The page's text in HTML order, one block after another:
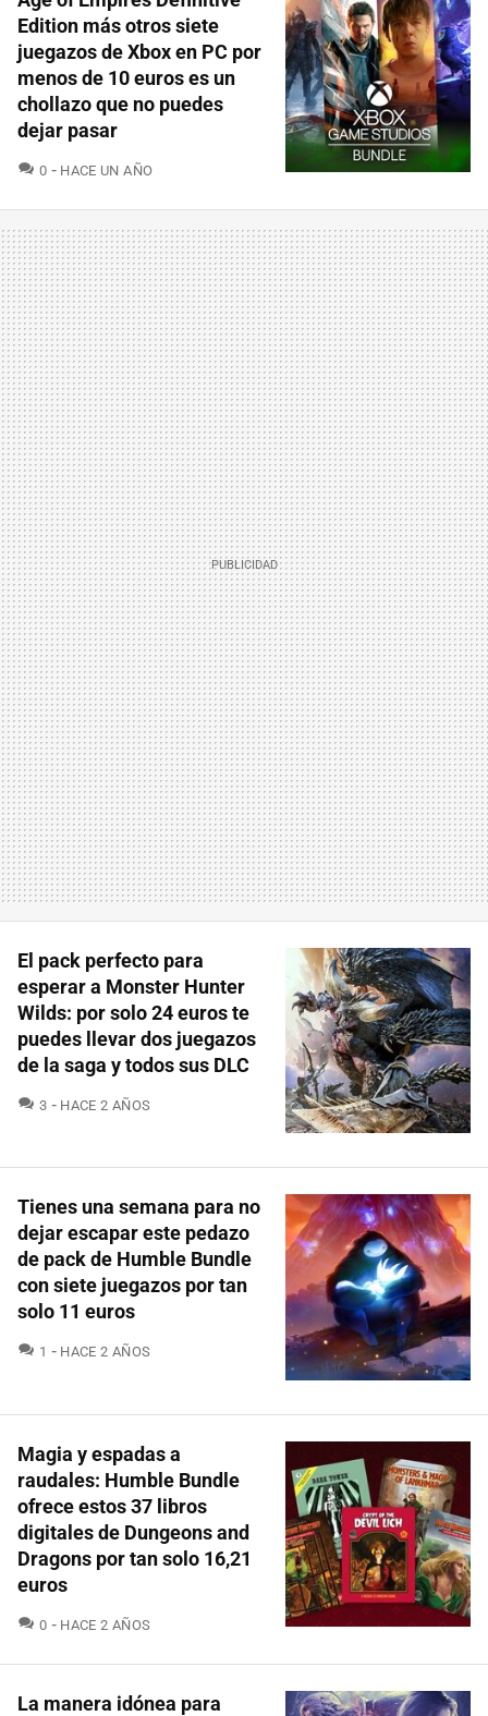
Edition más otros siete
juegazos de Xbox en PC por
menos de 10 euros es un
chollazo que no puedes
dejar pasar
0 COMENTARIOS
HACE UN AÑO
El pack perfecto para
esperar a Monster Hunter
Wilds: por solo 24 euros te
puedes llevar dos juegazos
de la saga y todos sus DLC
3 COMENTARIOS
HACE 2 AÑOS
Tienes una semana para no
dejar escapar este pedazo
de pack de Humble Bundle
con siete juegazos por tan
solo 11 euros
1 COMENTARIOS
HACE 2 AÑOS
Magia y espadas a
raudales: Humble Bundle
ofrece estos 37 libros
digitales de Dungeons and
Dragons por tan solo 16,21
euros
0 COMENTARIOS
HACE 2 AÑOS
La manera idónea para